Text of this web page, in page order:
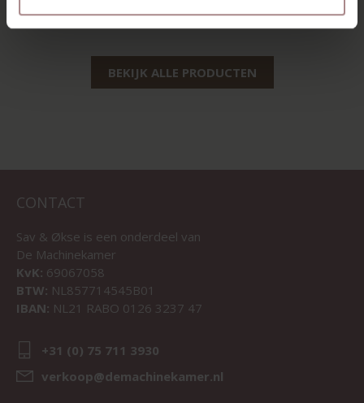
BEKIJK ALLE PRODUCTEN
CONTACT
Sav & Økse is een onderdeel van
De Machinekamer
KvK: 69067058
BTW: NL857714545B01
IBAN: NL21 RABO 0126 3237 47
+31 (0) 75 711 3930
verkoop@demachinekamer.nl